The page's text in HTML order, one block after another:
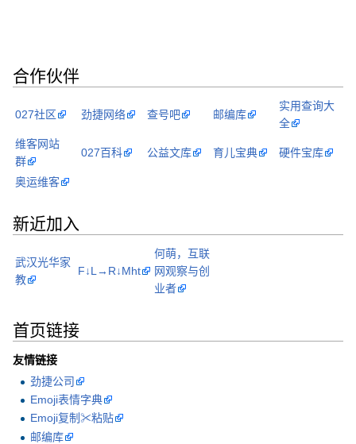
合作伙伴
027社区 劲捷网络 查号吧 邮编库
实用查询大
全
维客网站
群
027百科 公益文库 育儿宝典 硬件宝库
奥运维客
新近加入
武汉光华家
教
F↓L→R↓Mht
何萌，互联
网观察与创
业者
首页链接
友情链接
劲捷公司
Emoji表情字典
Emoji复制✂粘贴
邮编库